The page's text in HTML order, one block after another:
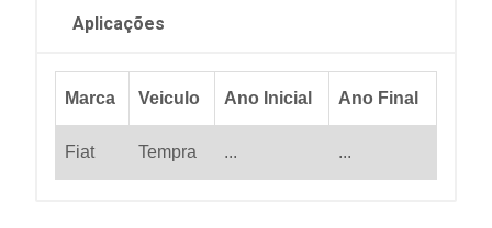
Aplicações
Marca Veiculo Ano Inicial Ano Final
Fiat Tempra ... ...